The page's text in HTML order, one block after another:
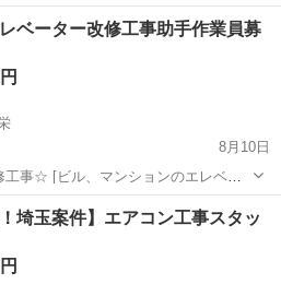
フト・髪色自由！ 🫧前日シフト提出
１日からできます！1回だけでも！！
ネット
ベーター改修工事助手作業員募
8月10日
のエレベー
つの現場に
す。各現場により期間は異なりま
町駅 その他
！埼玉案件】エアコン工事スタッ